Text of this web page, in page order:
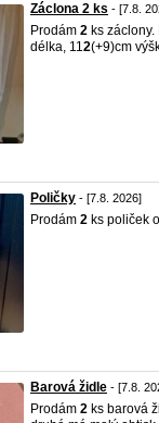
Záclona 2 ks - [7.8.
Prodám 2 ks
délka, 112(+9)cm
Poličky - [7.8. 2026]
Prodám 2 ks poliček
Barová židle - [7.8.
Prodám 2 ks barová